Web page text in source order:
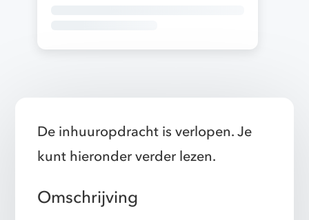
De inhuuropdracht is verlopen. Je
kunt hieronder verder lezen.
Omschrijving